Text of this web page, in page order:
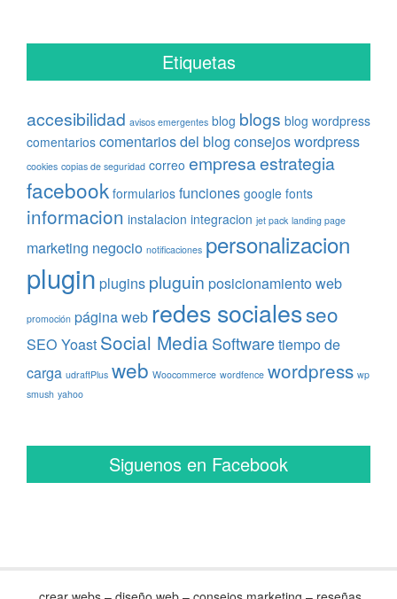
Etiquetas
accesibilidad avisos emergentes blog blogs blog wordpress
comentarios comentarios del blog consejos wordpress
cookies copias de seguridad correo empresaestrategia
facebook formularios funciones google fonts
informacion instalacion integracion jet pack landing page
marketing negocio notificaciones personalizacion
plugin plugins pluguin posicionamiento web
promoción página web redes socialesseo
SEO Yoast Social Media Softwaretiempo de
carga udraftPlus web Woocommerce wordfence wordpress wp
smush yahoo
Siguenos en Facebook